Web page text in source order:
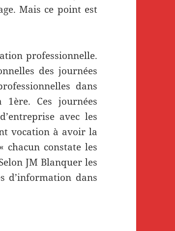
Mais ce point est
professionnelle.
des journées
dans
Ces journées
avec les
vocation à avoir la
chacun constate les
JM Blanquer les
d’information dans